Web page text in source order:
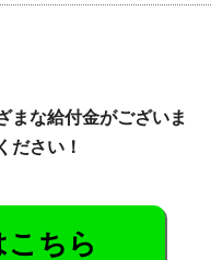
まな給付金がございま
ださい！
ちら